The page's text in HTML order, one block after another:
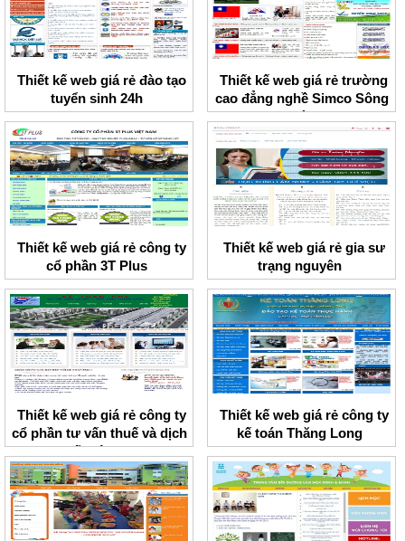
Thiết kế web giá rẻ đào tạo
tuyển sinh 24h
Thiết kế web giá rẻ trường
cao đẳng nghề Simco Sông
Đà
Thiết kế web giá rẻ công ty
cổ phần 3T Plus
Thiết kế web giá rẻ gia sư
trạng nguyên
Thiết kế web giá rẻ công ty
cổ phần tư vấn thuế và dịch
vụ kế toán PMC
Thiết kế web giá rẻ công ty
kế toán Thăng Long